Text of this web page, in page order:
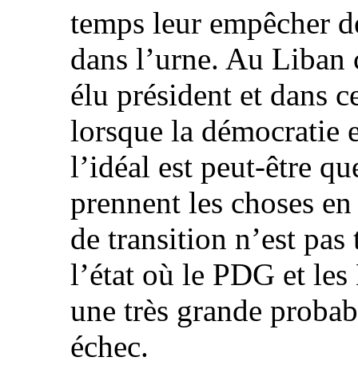
temps leur empêcher
dans l’urne. Au
élu président et dans
lorsque la démocratie
l’idéal est peut-être
prennent les choses
de transition n’est
l’état où le PDG et
une très grande
échec.